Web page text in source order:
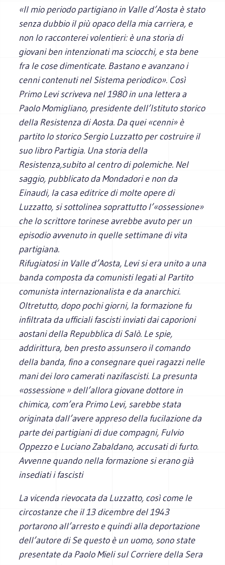
«Il mio periodo partigiano in Valle d’Aosta è stato
senza dubbio il più opaco della mia carriera, e
non lo racconterei volentieri: è una storia di
giovani ben intenzionati ma sciocchi, e sta bene
fra le cose dimenticate. Bastano e avanzano i
cenni contenuti nelSistema periodico». Così
Primo Levi scriveva nel 1980 in una lettera a
Paolo Momigliano, presidente dell’Istituto storico
della Resistenza di Aosta. Da quei «cenni» è
partito lo storico Sergio Luzzatto per costruire il
suo libro Partigia. Una storia della
Resistenza,subito al centro di polemiche. Nel
saggio, pubblicato da Mondadori e non da
Einaudi, la casa editrice di molte opere di
Luzzatto, si sottolinea soprattutto l’«ossessione»
che lo scrittore torinese avrebbe avuto per un
episodio avvenuto in quelle settimane di vita
partigiana.
Rifugiatosi in Valle d’Aosta, Levi si era unito a una
banda composta da comunisti legati al Partito
comunista internazionalista e da anarchici.
Oltretutto, dopo pochi giorni, la formazione fu
infiltrata da ufficiali fascisti inviati dai caporioni
aostani della Repubblica di Salò. Le spie,
addirittura, ben presto assunsero il comando
della banda, fino a consegnare quei ragazzi nelle
mani dei loro camerati nazifascisti. La presunta
«ossessione » dell’allora giovane dottore in
chimica, com’era Primo Levi, sarebbe stata
originata dall’avere appreso della fucilazione da
parte dei partigiani di due compagni, Fulvio
Oppezzo e Luciano Zabaldano, accusati di furto.
Avvenne quando nella formazione si erano già
insediati i fascisti
La vicenda rievocata da Luzzatto, così come le
circostanze che il 13 dicembre del 1943
portarono all’arresto e quindi alla deportazione
dell’autore di Se questo è un uomo, sono state
presentate da Paolo Mieli sul Corriere della Sera